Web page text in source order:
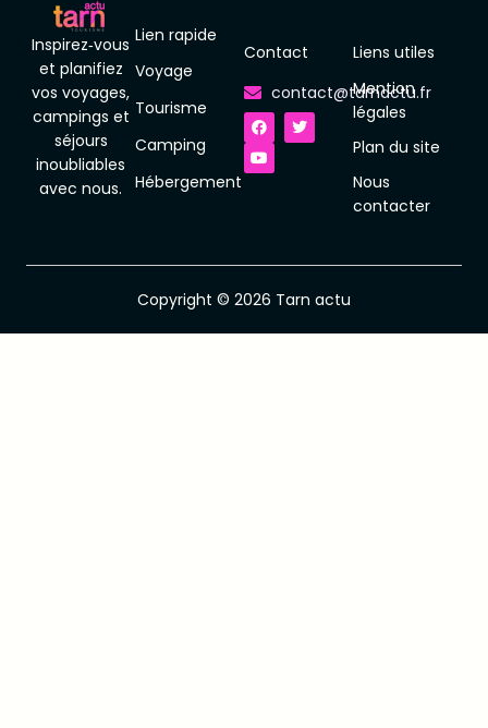
Inspirez‑vous
et planifiez
vos voyages,
campings et
séjours
inoubliables
avec nous.
Lien rapide
Voyage
Tourisme
Camping
Hébergement
Contact
contact@tarnactu.fr
F
a
c
e
b
T
w
i
Y
o
u
t
u
Liens utiles
Mention
légales
Plan du site
Nous
contacter
Copyright © 2026 Tarn actu